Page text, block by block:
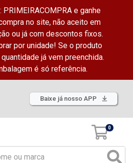
e ganhe
no site, não aceito em
ou já com descontos fixos.
por unidade! Se o produto
já vem preenchida.
é só referência.
Baixe já nosso APP
0